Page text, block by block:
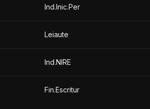
Ind.Inic.Per
Leiaute
Ind.NIRE
Fin.Escritur